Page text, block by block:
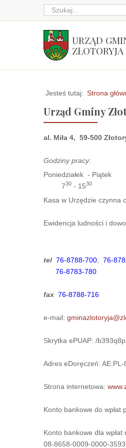
URZĄD
ZŁOTORYJA
Jesteś tutaj: Strona
Urząd Gminy
al. Miła 4, 59-500
Godziny pracy:
Poniedziałek - Piątek
730 - 1530
Kasa w Urzędzie czynna
Ewidencja ludności i
tel 76-8788-700
76-
76-8783-780
fax 76-8788-716
e-mail:
Skrytka ePUAP: /
Adres eDoręczeń:
Strona internetowa:
Konto bankowe do wpłat
Konto bankowe dla
08-8658-0009-0000-